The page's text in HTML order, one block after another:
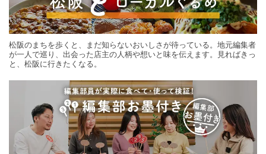
松阪のまちを歩くと、まだ知らないおいしさが待っている。地元編集者
が一人で巡り、出会った店主の人柄や想いと味を伝えます。見ればきっ
と、松阪に行きたくなる。